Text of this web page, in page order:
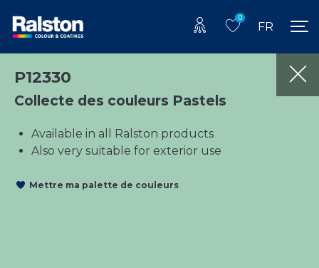
0
FR
P12330
Collecte des couleurs Pastels
Available in all Ralston products
Also very suitable for exterior use
Mettre ma palette de couleurs